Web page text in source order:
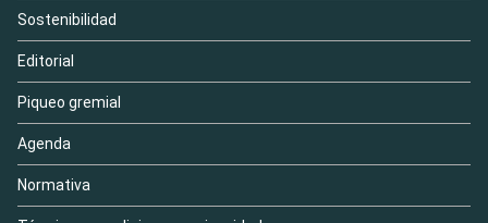
Sostenibilidad
Editorial
Piqueo gremial
Agenda
Normativa